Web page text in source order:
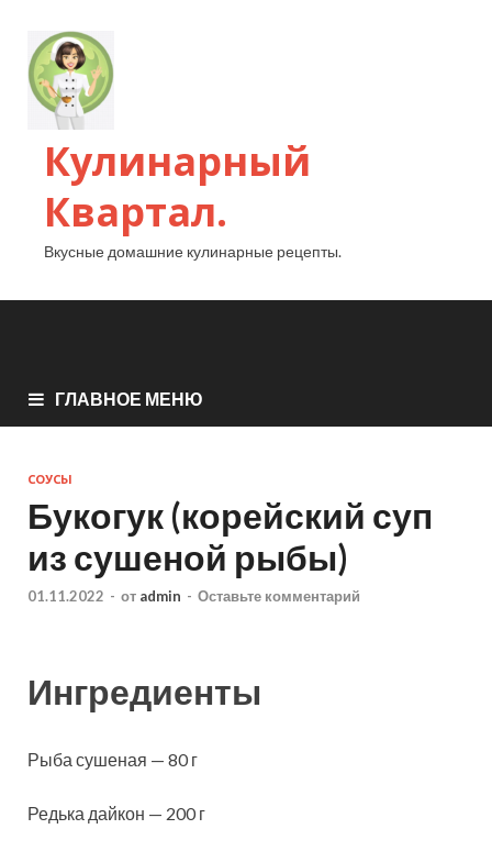
Кулинарный
Квартал.
Вкусные домашние кулинарные рецепты.
ГЛАВНОЕ МЕНЮ
СОУСЫ
Букогук (корейский суп
из сушеной рыбы)
01.11.2022 - от admin - Оставьте комментарий
Ингредиенты
Рыба сушеная — 80 г
Редька дайкон — 200 г